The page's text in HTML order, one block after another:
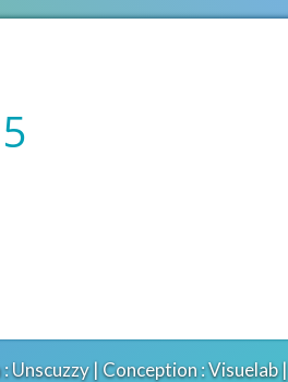
Unscuzzy| Conception :Visuelab|